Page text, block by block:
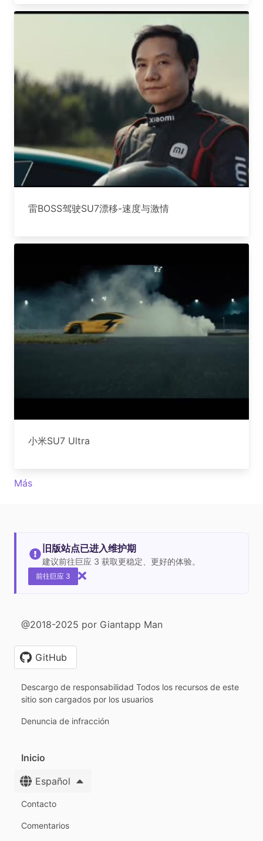
雷BOSS驾驶SU7漂移-速度与激情
小米SU7 Ultra
Más
旧版站点已进入维护期
建议前往巨应 3 获取更稳定、更好的体验。
前往巨应 3
@2018-2025 por Giantapp Man
GitHub
Descargo de responsabilidad Todos los recursos de este
sitio son cargados por los usuarios
Denuncia de infracción
Inicio
Español
Contacto
Comentarios